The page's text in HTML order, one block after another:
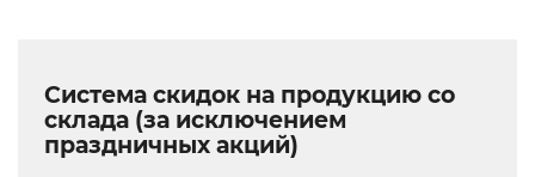
Система скидок на продукцию со
склада (за исключением
праздничных акций)